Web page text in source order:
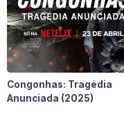
Congonhas: Tragédia
Anunciada (2025)